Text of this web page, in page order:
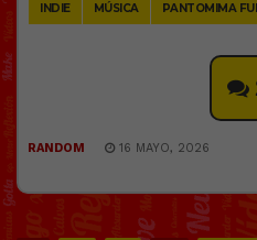
INDIE MÚSICA PANTOMIMA
RANDOM 16 MAYO, 2026